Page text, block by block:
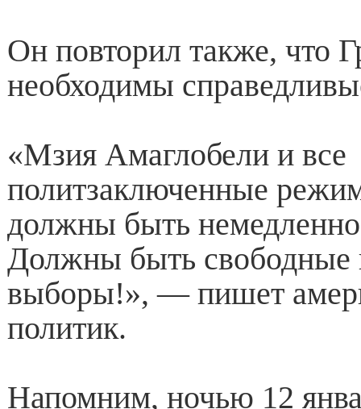
Он повторил также, что
необходимы
«Мзия Амаглобели и все
политзаключенные
должны быть
Должны быть свободные
выборы!», — пишет
политик.
Напомним, ночью 12